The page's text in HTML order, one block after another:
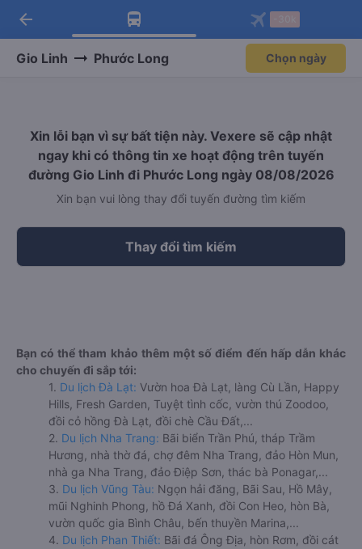
Tải app Vexere ngay!
Nhận ưu đãi thành viên độc
Mở app
Tải app Vexere
-30k/ghế khi đặt vé máy bay qua
Mở app
arrow_back
Gio Linh Phước Long Chọn ngày
Xin lỗi bạn vì sự bất tiện này. Vexere sẽ cập nhật
ngay khi có thông tin xe hoạt động trên tuyến
đường Gio Linh đi Phước Long ngày 08/08/2026
Xin bạn vui lòng thay đổi tuyến đường tìm kiếm
Thay đổi tìm kiếm
Bạn có thể tham khảo thêm một số điểm đến hấp dẫn khác
cho chuyến đi sắp tới:
1. Du lịch Đà Lạt: Vườn hoa Đà Lạt, làng Cù Lần, Happy
Hills, Fresh Garden, Tuyệt tình cốc, vườn thú Zoodoo,
đồi cỏ hồng Đà Lạt, đồi chè Cầu Đất,...
2. Du lịch Nha Trang: Bãi biển Trần Phú, tháp Trầm
Hương, nhà thờ đá, chợ đêm Nha Trang, đảo Hòn Mun,
nhà ga Nha Trang, đảo Điệp Sơn, thác bà Ponagar,...
3. Du lịch Vũng Tàu: Ngọn hải đăng, Bãi Sau, Hồ Mây,
mũi Nghinh Phong, hồ Đá Xanh, đồi Con Heo, hòn Bà,
vườn quốc gia Bình Châu, bến thuyền Marina,...
4. Du lịch Phan Thiết: Bãi đá Ông Địa, hòn Rơm, đồi cát